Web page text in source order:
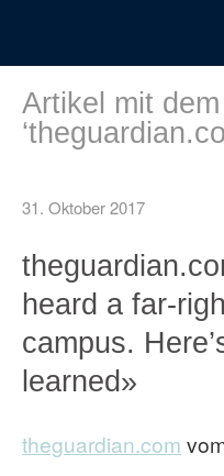
Artikel mit
‘
31. Oktober 2017
heard a far-
campus.
learned»
theguardian.com